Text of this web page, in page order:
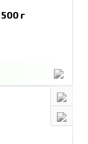
500 г